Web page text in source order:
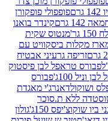
פופקורן
קינדר בואנו
שקית
עם
אבטיח
לבן פיסטוק
פבורס
אנרג'י מאגדת
ת.סוכר
150ג'
גולון